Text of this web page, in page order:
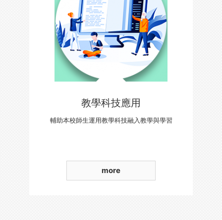
教學科技應用
輔助本校師生運用教學科技融入教學與學習
more